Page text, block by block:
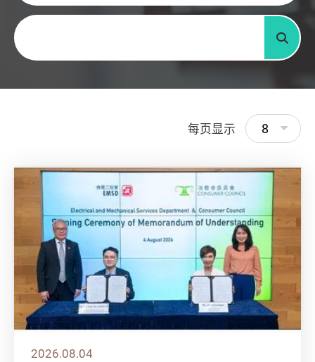
关键字
搜寻
每页显示 8
2026.08.04